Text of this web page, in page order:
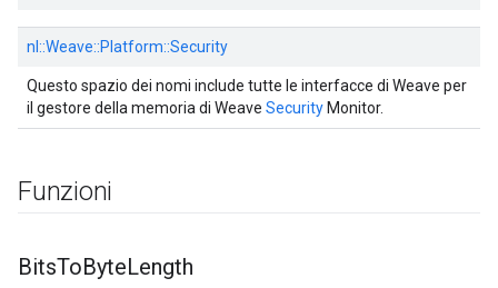
nl::Weave::Platform::Security
Questo spazio dei nomi include tutte le interfacce di Weave per
il gestore della memoria di Weave Security Monitor.
Funzioni
BitsToByteLength